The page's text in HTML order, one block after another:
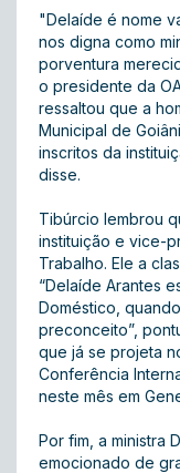
"Delaíde é nome
nos digna como
porventura
o presidente da
ressaltou que a
Municipal de
inscritos da
disse.
Tibúrcio lembrou
instituição e vice-
Trabalho. Ele a
“Delaíde Arantes
Doméstico,
preconceito”,
que já se projeta
Conferência
neste mês em
Por fim, a ministra
emocionado de